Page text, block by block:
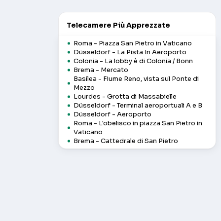
Telecamere Più Apprezzate
Roma - Piazza San Pietro in Vaticano
Düsseldorf - La Pista In Aeroporto
Colonia - La lobby è di Colonia / Bonn
Brema - Mercato
Basilea - Fiume Reno, vista sul Ponte di
Mezzo
Lourdes - Grotta di Massabielle
Düsseldorf - Terminal aeroportuali A e B
Düsseldorf - Aeroporto
Roma - L'obelisco in piazza San Pietro in
Vaticano
Brema - Cattedrale di San Pietro